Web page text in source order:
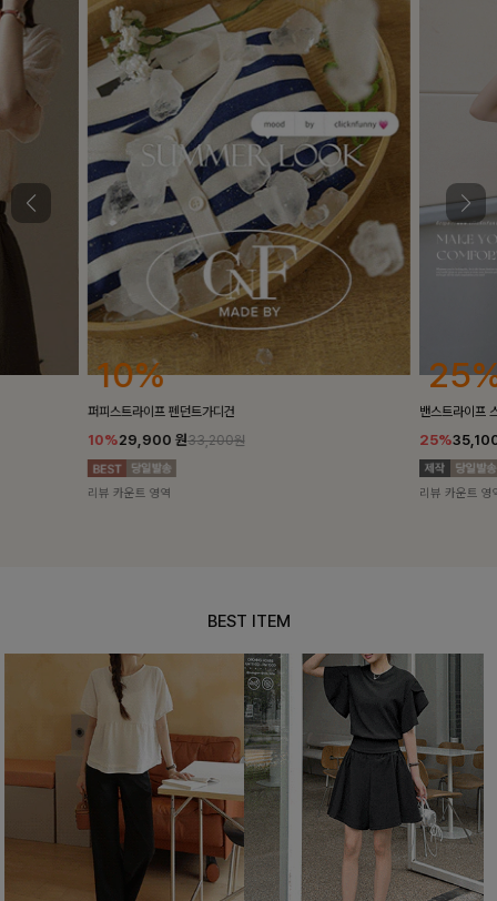
25%
밴스트라이프 스트링원피스
25%35,100 원46,800원
리뷰 카운트 영역
10%
[5천장돌파/
10%
리뷰 카운트 영
BEST ITEM